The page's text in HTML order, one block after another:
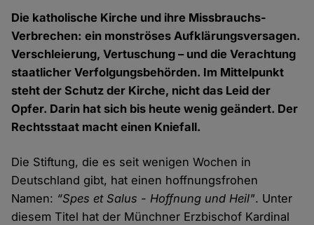
Die katholische Kirche und ihre Missbrauchs-
Verbrechen: ein monströses Aufklärungsversagen.
Verschleierung, Vertuschung – und die Verachtung
staatlicher Verfolgungsbehörden. Im Mittelpunkt
steht der Schutz der Kirche, nicht das Leid der
Opfer. Darin hat sich bis heute wenig geändert. Der
Rechtsstaat macht einen Kniefall.
Die Stiftung, die es seit wenigen Wochen in
Deutschland gibt, hat einen hoffnungsfrohen
Namen: “Spes et Salus - Hoffnung und Heil". Unter
diesem Titel hat der Münchner Erzbischof Kardinal